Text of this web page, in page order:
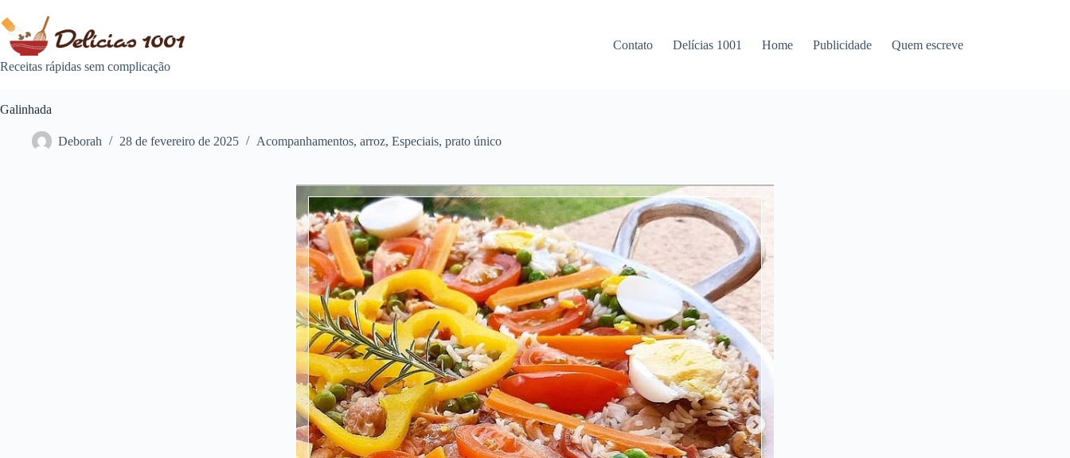
para
conteúdo
Receitas rápidas sem complicação
Contato Delícias 1001 Home Publicidade Quem escreve
Galinhada
Deborah 28 de fevereiro de 2025 Acompanhamentos, arroz, Especiais, prato único